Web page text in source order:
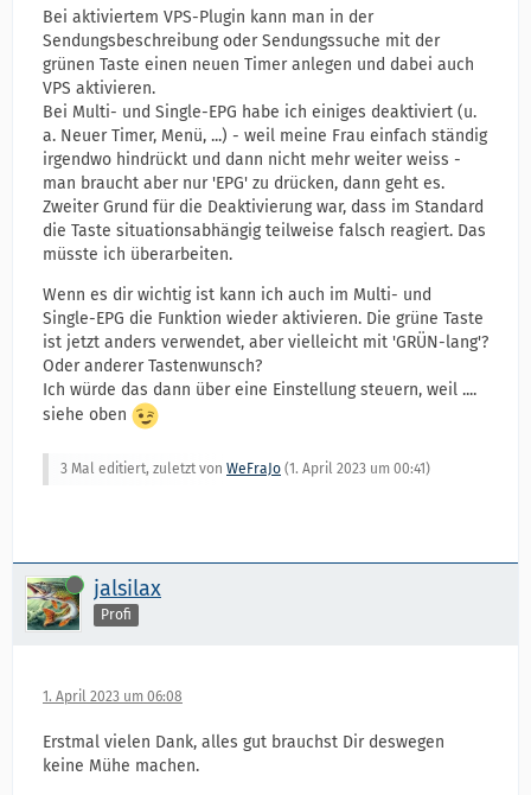
Bei aktiviertem VPS-Plugin kann man in der
Sendungsbeschreibung oder Sendungssuche mit der
grünen Taste einen neuen Timer anlegen und dabei auch
VPS aktivieren.
Bei Multi- und Single-EPG habe ich einiges deaktiviert (u.
a. Neuer Timer, Menü, ...) - weil meine Frau einfach ständig
irgendwo hindrückt und dann nicht mehr weiter weiss -
man braucht aber nur 'EPG' zu drücken, dann geht es.
Zweiter Grund für die Deaktivierung war, dass im Standard
die Taste situationsabhängig teilweise falsch reagiert. Das
müsste ich überarbeiten.
Wenn es dir wichtig ist kann ich auch im Multi- und
Single-EPG die Funktion wieder aktivieren. Die grüne Taste
ist jetzt anders verwendet, aber vielleicht mit 'GRÜN-lang'?
Oder anderer Tastenwunsch?
Ich würde das dann über eine Einstellung steuern, weil ....
siehe oben
3 Mal editiert, zuletzt von WeFraJo (1. April 2023 um 00:41 )
Online jalsilax
Profi
1. April 2023 um 06:08
Erstmal vielen Dank, alles gut brauchst Dir deswegen
keine Mühe machen.